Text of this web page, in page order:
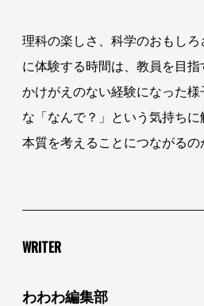
理科の楽しさ、科学のおもし
に体験する時間は、教員を目
かけがえのない経験になった
な「なんで？」という気持ち
本質を考えることにつながるの
WRITER
わわわ編集部